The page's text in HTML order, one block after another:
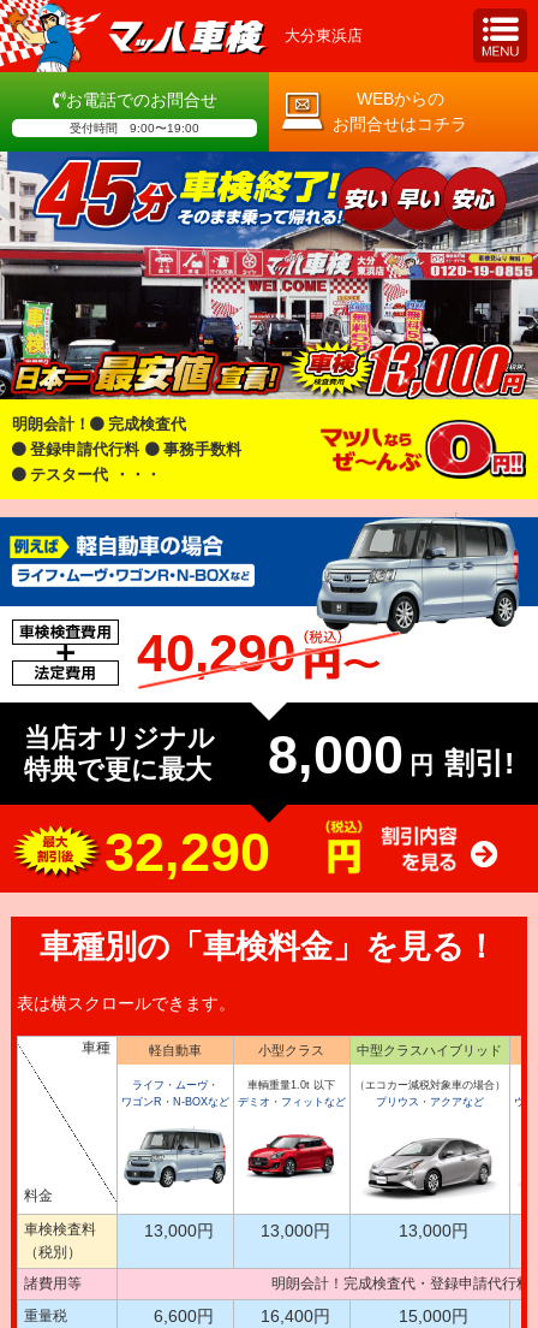
大分東浜店
お電話でのお問合せ
受付時間 9:00〜19:00
WEBからの
お問合せはコチラ
明朗会計！
完成検査代
登録申請代行料
事務手数料
テスター代
・・・
40,290
当店オリジナル
特典で更に最大
8,000 円 割引!
32,290
車種別の「車検料金」を見る！
表は横スクロールできます。
車種
料金
軽自動車
ライフ・ムーヴ・
ワゴンR・N-BOXなど
小型クラス
車輌重量1.0t 以下
デミオ・フィットなど
中型クラスハイブリッド
（エコカー減税対象車の場合）
プリウス・アクアなど
ウ
車検検査料
（税別）
13,000円 13,000円 13,000円
諸費用等
明朗会計！完成検査代・登録申請代行
重量税
6,600円 16,400円 15,000円